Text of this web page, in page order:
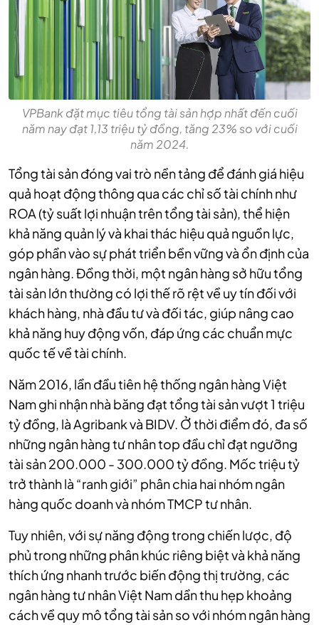
VPBank đặt mục tiêu tổng tài sản hợp nhất đến cuối
năm nay đạt 1,13 triệu tỷ đồng, tăng 23% so với cuối
năm 2024.
Tổng tài sản đóng vai trò nền tảng để đánh giá hiệu
quả hoạt động thông qua các chỉ số tài chính như
ROA (tỷ suất lợi nhuận trên tổng tài sản), thể hiện
khả năng quản lý và khai thác hiệu quả nguồn lực,
góp phần vào sự phát triển bền vững và ổn định của
ngân hàng. Đồng thời, một ngân hàng sở hữu tổng
tài sản lớn thường có lợi thế rõ rệt về uy tín đối với
khách hàng, nhà đầu tư và đối tác, giúp nâng cao
khả năng huy động vốn, đáp ứng các chuẩn mực
quốc tế về tài chính.
Năm 2016, lần đầu tiên hệ thống ngân hàng Việt
Nam ghi nhận nhà băng đạt tổng tài sản vượt 1 triệu
tỷ đồng, là Agribank và BIDV. Ở thời điểm đó, đa số
những ngân hàng tư nhân top đầu chỉ đạt ngưỡng
tài sản 200.000 - 300.000 tỷ đồng. Mốc triệu tỷ
trở thành là “ranh giới” phân chia hai nhóm ngân
hàng quốc doanh và nhóm TMCP tư nhân.
Tuy nhiên, với sự năng động trong chiến lược, độ
phủ trong những phân khúc riêng biệt và khả năng
thích ứng nhanh trước biến động thị trường, các
ngân hàng tư nhân Việt Nam dần thu hẹp khoảng
cách về quy mô tổng tài sản so với nhóm ngân hàng